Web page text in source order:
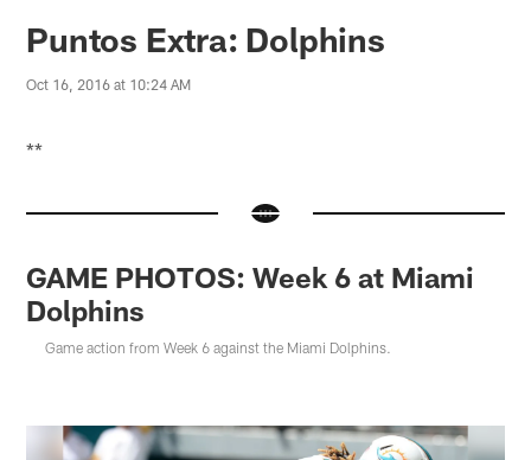
Puntos Extra: Dolphins
Oct 16, 2016 at 10:24 AM
**
GAME PHOTOS: Week 6 at Miami
Dolphins
Game action from Week 6 against the Miami Dolphins.